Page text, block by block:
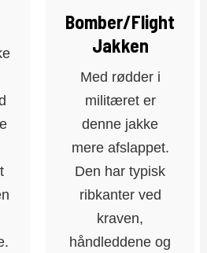
Bomber/Flight
Jakken
Med rødder i
militæret er
denne jakke
mere afslappet.
Den har typisk
ribkanter ved
kraven,
håndleddene og